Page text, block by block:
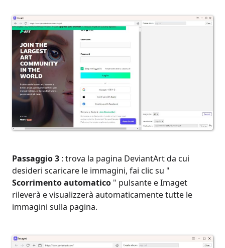
Passaggio 3 : trova la pagina DeviantArt da cui
desideri scaricare le immagini, fai clic su "
Scorrimento automatico " pulsante e Imaget
rileverà e visualizzerà automaticamente tutte le
immagini sulla pagina.